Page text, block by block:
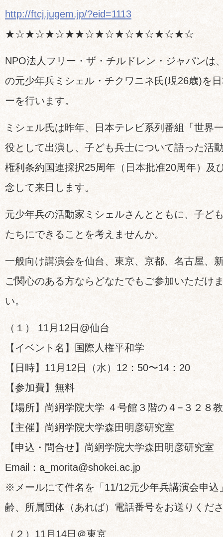
http://ftcj.jugem.jp/?eid=1113
★☆★☆★☆★★☆★☆★☆★☆★☆★☆
NPO法人フリー・ザ・チルドレン・ジャパンは
の元少年兵ミシェル・チクワニネ氏(現26歳)を
ーを行います。
ミシェル氏は昨年、日本テレビ系列番組「世界
役として出演し、子ども兵士について語った活
権利条約国連採択25周年（日本批准20周年）及
念して来日します。
元少年兵の活動家ミシェルさんとともに、子ど
たちにできることを考えませんか。
一般向け講演会を仙台、東京、京都、名古屋、
ご関心のある方ならどなたでもご参加いただけ
い。
（１） 11月12日@仙台
【イベント名】国際人権平和学
【日時】11月12日（水）12：50〜14：20
【参加費】無料
【場所】尚絅学院大学 ４号館３階の４−３２８
【主催】尚絅学院大学森田明彦研究室
【申込・問合せ】尚絅学院大学森田明彦研究室
Email：a_morita@shokei.ac.jp
※メールにて件名を「11/12元少年兵講演会申込
齢、所属団体（あれば）電話番号をお送りくだ
（２）11月14日＠東京